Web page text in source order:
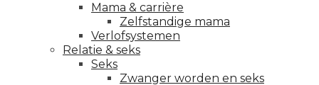
Mama & carrière
Zelfstandige mama
Verlofsystemen
Relatie & seks
Seks
Zwanger worden en seks